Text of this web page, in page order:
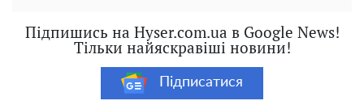
Підпишись на Hyser.com.ua в Google News!
Тільки найяскравіші новини!
Підписатися